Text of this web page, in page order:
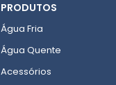
PRODUTOS
Água Fria
Água Quente
Acessórios